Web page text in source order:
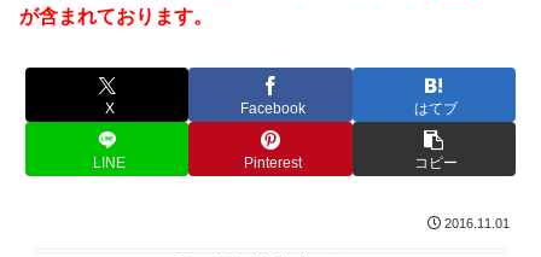
が含まれております。
X Facebook はてブ
LINE Pinterest コピー
2016.11.01